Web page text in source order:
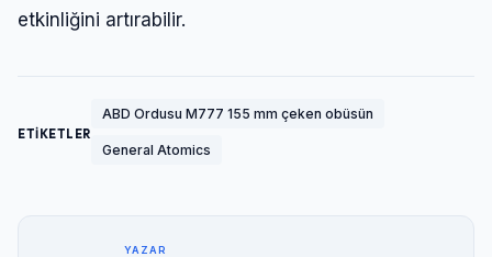
etkinliğini artırabilir.
ETİKETLER
ABD Ordusu M777 155 mm çeken obüsün
General Atomics
YAZAR